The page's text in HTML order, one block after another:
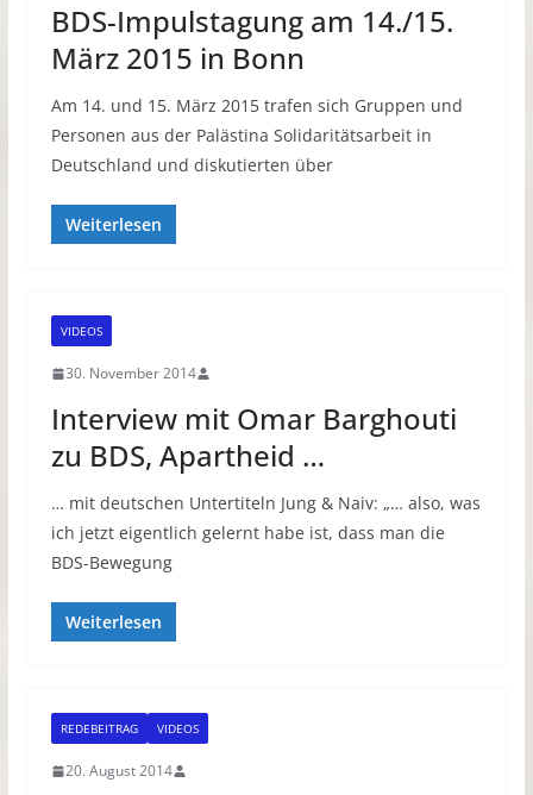
BDS-Impulstagung am 14./15.
März 2015 in Bonn
Am 14. und 15. März 2015 trafen sich Gruppen und
Personen aus der Palästina Solidaritätsarbeit in
Deutschland und diskutierten über
Weiterlesen
VIDEOS
30. November 2014
Interview mit Omar Barghouti
zu BDS, Apartheid …
… mit deutschen Untertiteln Jung & Naiv: „… also, was
ich jetzt eigentlich gelernt habe ist, dass man die
BDS-Bewegung
Weiterlesen
REDEBEITRAG VIDEOS
20. August 2014